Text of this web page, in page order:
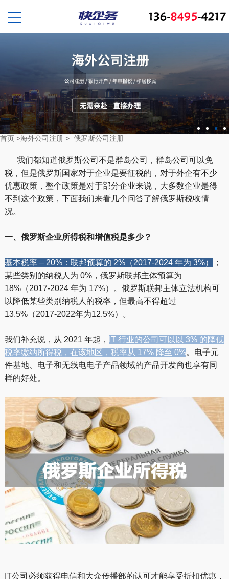
首页 >海外公司注册 > 俄罗斯公司注册
我们都知道俄罗斯公司不是群岛公司，群岛公司可以免
税，但是俄罗斯国家对于企业是要征税的，对于外企有不少
优惠政策，整个政策是对于部分企业来说，大多数企业是得
不到这个政策，下面我们来看几个问答了解俄罗斯税收情
况。
一、俄罗斯企业所得税和增值税是多少？
基本税率 – 20%：联邦预算的 2%（2017-2024 年为 3%）
；
某些类别的纳税人为 0%，俄罗斯联邦主体预算为
18%（2017-2024 年为 17%）。俄罗斯联邦主体立法机构可
以降低某些类别纳税人的税率，但最高不得超过
13.5%（2017-2022年为12.5%）。
我们补充说，从 2021 年起，
IT 行业的公司可以以 3% 的降低
税率缴纳所得税，在该地区，税率从 17% 降至 0%。电子元
件基地、电子和无线电电子产品领域的产品开发商也享有同
样的好处。
IT公司必须获得电信和大众传播部的认可才能享受折扣优惠，